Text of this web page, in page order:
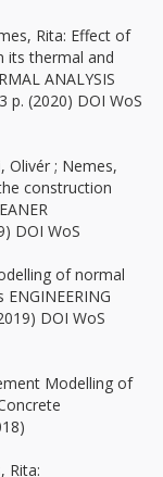
Rita: Effect of
its thermal and
ANALYSIS
p. (2020) DOI WoS
Olivér ; Nemes,
construction
DOI WoS
of normal
DOI WoS
Modelling of
Rita: